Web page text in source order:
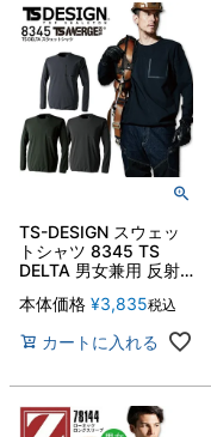
TS-DESIGN スウェッ
トシャツ 8345 TS
DELTA 男女兼用 反射
速乾 トレーナー 作業
着 作業服 藤和【SS-
LL】
本体価格 ¥3,835税込
カートに入れる